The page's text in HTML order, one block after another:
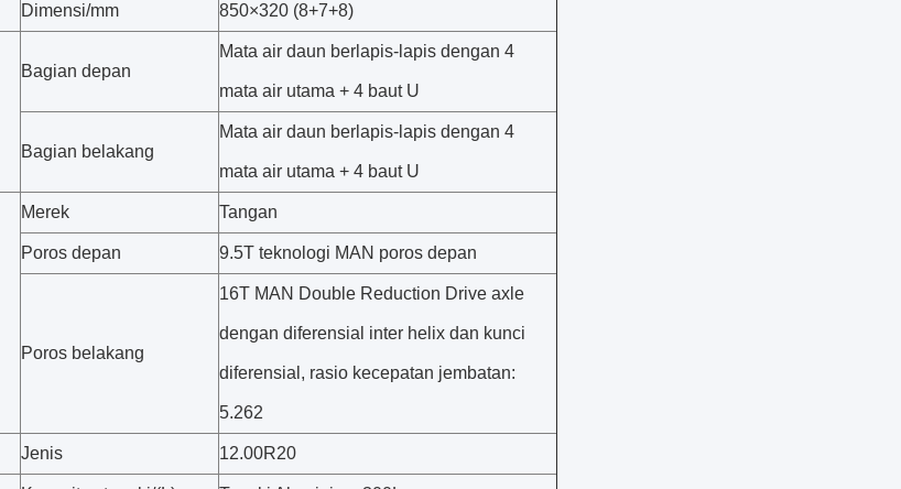
Dimensi/mm 850×320 (8+7+8)
Bagian depan
Mata air daun berlapis-lapis dengan 4
mata air utama + 4 baut U
Bagian belakang
Mata air daun berlapis-lapis dengan 4
mata air utama + 4 baut U
Merek Tangan
Poros depan 9.5T teknologi MAN poros depan
Poros belakang
16T MAN Double Reduction Drive axle
dengan diferensial inter helix dan kunci
diferensial, rasio kecepatan jembatan:
5.262
Jenis 12.00R20